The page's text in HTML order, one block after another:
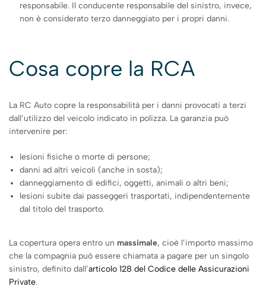
responsabile. Il conducente responsabile del sinistro, invece,
non è considerato terzo danneggiato per i propri danni.
Cosa copre la RCA
La RC Auto copre la responsabilità per i danni provocati a terzi
dall’utilizzo del veicolo indicato in polizza. La garanzia può
intervenire per:
lesioni fisiche o morte di persone;
danni ad altri veicoli (anche in sosta);
danneggiamento di edifici, oggetti, animali o altri beni;
lesioni subite dai passeggeri trasportati, indipendentemente
dal titolo del trasporto.
La copertura opera entro un massimale, cioè l’importo massimo
che la compagnia può essere chiamata a pagare per un singolo
sinistro, definito dall’articolo 128 del Codice delle Assicurazioni
Private.